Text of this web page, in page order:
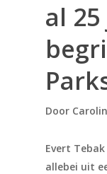
al
Door
Evert
allebei uit